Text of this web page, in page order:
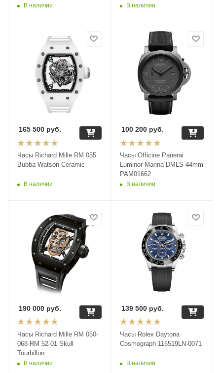
В наличии В наличии
Часы Richard Mille RM 055
Bubba Watson Ceramic
В наличии
165 500 руб.
Часы Officine Panerai
Luminor Marina DMLS 44mm
PAM01662
В наличии
100 200руб.
Часы Richard Mille RM 050-
068 RM 52-01 Skull
Tourbillon
В наличии
190 000 руб.
Часы Rolex Daytona
Cosmograph 116519LN-0071
В наличии
139 500руб.